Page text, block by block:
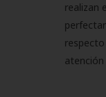
realizan
atención